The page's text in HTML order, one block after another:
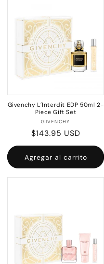
Givenchy L´Interdit EDP 50ml 2-
Piece Gift Set
Proveedor:
GIVENCHY
Precio
habitual
$143.95 USD
Agregar al carrito